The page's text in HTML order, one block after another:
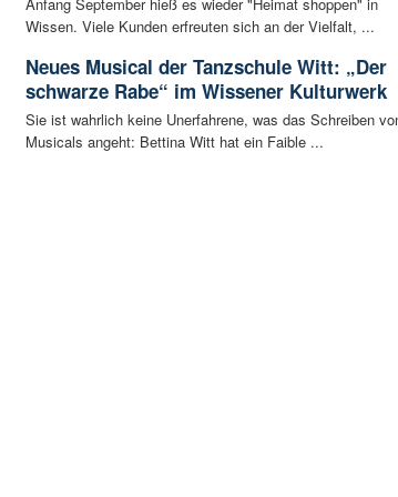
Wissen. Viele Kunden erfreuten sich an der Vielfalt, ...
Neues Musical der Tanzschule Witt: „Der
schwarze Rabe“ im Wissener Kulturwerk
Sie ist wahrlich keine Unerfahrene, was das Schreiben
Musicals angeht: Bettina Witt hat ein Faible ...